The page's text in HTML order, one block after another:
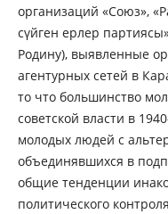
организаций «Союз»,
сүйген ерлер
Родину), выявленные
агентурных сетей в
то что большинство
советской власти в
молодых людей с
объединявшихся в
общие тенденции
политического